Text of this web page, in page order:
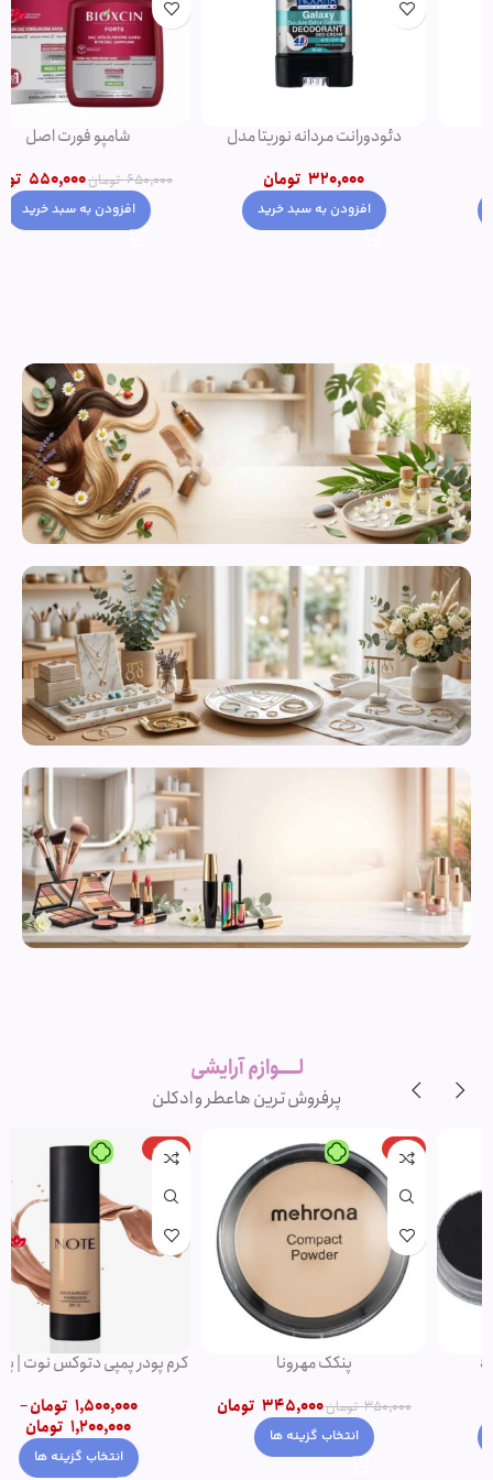
دئودورانت مردانه نوریتا مدل
320,000 تومان
افزودن به سبد خرید
شامپو فورت اصل
تومان550,000 تومان
افزودن به سبد خرید
محصولات
مراقبت از
پوست
برندلــــوازم آرایشی
پرفروش ترین هاعطر و ادکلن
پنکک مهرونا
تومان345,000 تومان
انتخاب گزینه ها
کرم پودر پمپی دتوکس نوت | پوشش
1,500,000 تومان–
1,200,000 تومان
انتخاب گزینه ها